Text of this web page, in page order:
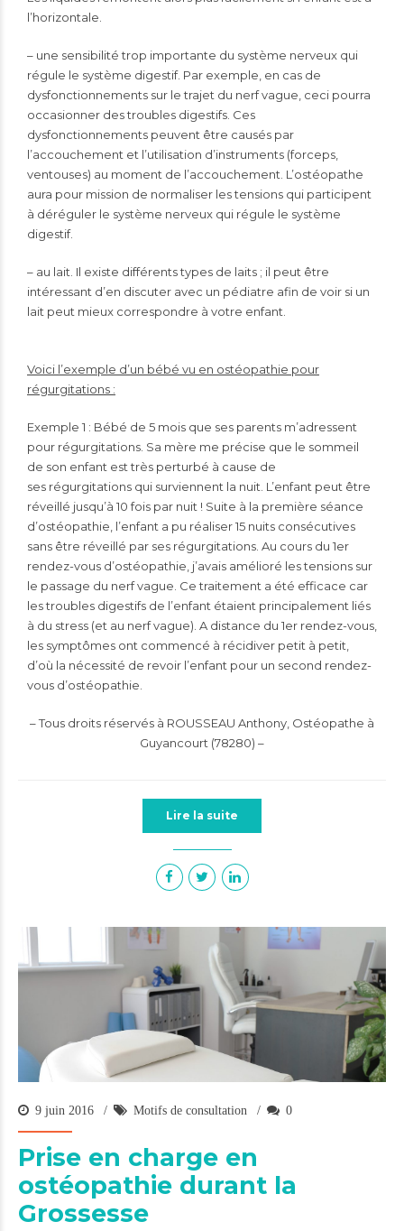
l’horizontale.
– une sensibilité trop importante du système nerveux qui
régule le système digestif. Par exemple, en cas de
dysfonctionnements sur le trajet du nerf vague, ceci pourra
occasionner des troubles digestifs. Ces
dysfonctionnements peuvent être causés par
l’accouchement et l’utilisation d’instruments (forceps,
ventouses) au moment de l’accouchement. L’ostéopathe
aura pour mission de normaliser les tensions qui participent
à déréguler le système nerveux qui régule le système
digestif.
– au lait. Il existe différents types de laits ; il peut être
intéressant d’en discuter avec un pédiatre afin de voir si un
lait peut mieux correspondre à votre enfant.
Voici l’exemple d’un bébé vu en ostéopathie pour
régurgitations :
Exemple 1 : Bébé de 5 mois que ses parents m’adressent
pour régurgitations. Sa mère me précise que le sommeil
de son enfant est très perturbé à cause de
ses régurgitations qui surviennent la nuit. L’enfant peut être
réveillé jusqu’à 10 fois par nuit ! Suite à la première séance
d’ostéopathie, l’enfant a pu réaliser 15 nuits consécutives
sans être réveillé par ses régurgitations. Au cours du 1er
rendez-vous d’ostéopathie, j’avais amélioré les tensions sur
le passage du nerf vague. Ce traitement a été efficace car
les troubles digestifs de l’enfant étaient principalement liés
à du stress (et au nerf vague). A distance du 1er rendez-vous,
les symptômes ont commencé à récidiver petit à petit,
d’où la nécessité de revoir l’enfant pour un second rendez-
vous d’ostéopathie.
– Tous droits réservés à ROUSSEAU Anthony, Ostéopathe à
Guyancourt (78280) –
Lire la suite
9 juin 2016 Motifs de consultation 0
Prise en charge en
ostéopathie durant la
Grossesse